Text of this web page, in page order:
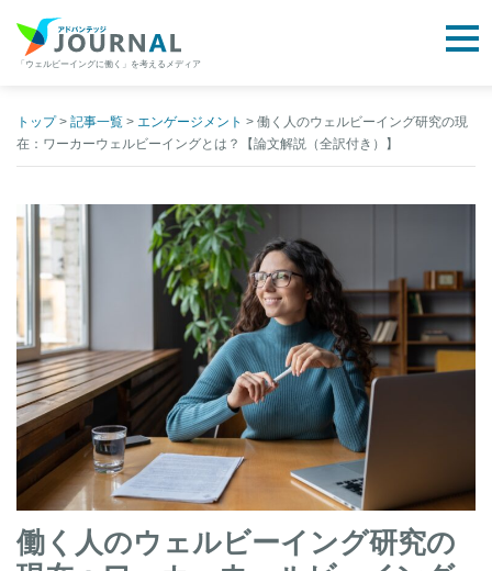
content
「ウェルビーイングに働く」を考えるメディア
トップ> 記事一覧 > エンゲージメント > 働く人のウェルビーイング研究の現
在：ワーカーウェルビーイングとは？【論文解説（全訳付き）】
働く人のウェルビーイング研究の